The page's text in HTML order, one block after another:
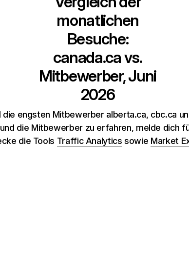
monatlichen
Besuche:
canada.cavs.
Mitbewerber, Juni
2026
die engsten Mitbewerber alberta.ca, cbc.ca
die Mitbewerber zu erfahren, melde dich
die Tools Traffic Analytics sowie Market